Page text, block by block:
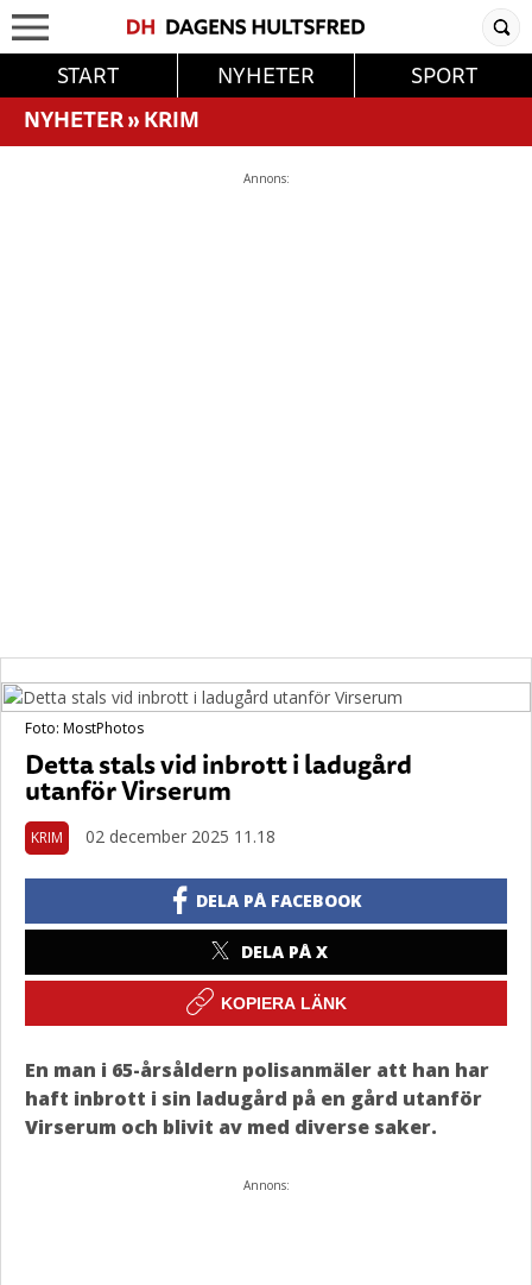
START NYHETER
SPORT
NYHETER»KRIM
Annons:
Foto: MostPhotos
Detta stals vid inbrott i ladugård
utanför Virserum
KRIM 02 december 2025 11.18
DELA PÅ FACEBOOK
DELA PÅ X
KOPIERA LÄNK
En man i 65-årsåldern polisanmäler att han har
haft inbrott i sin ladugård på en gård utanför
Virserum och blivit av med diverse saker.
Annons: